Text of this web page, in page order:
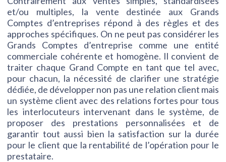
et/ou multiples, la vente destinée aux Grands
Comptes d’entreprises répond à des règles et des
approches spécifiques. On ne peut pas considérer les
Grands Comptes d’entreprise comme une entité
commerciale cohérente et homogène. Il convient de
traiter chaque Grand Compte en tant que tel avec,
pour chacun, la nécessité de clarifier une stratégie
dédiée, de développer non pas une relation client mais
un système client avec des relations fortes pour tous
les interlocuteurs intervenant dans le système, de
proposer des prestations personnalisées et de
garantir tout aussi bien la satisfaction sur la durée
pour le client que la rentabilité de l’opération pour le
prestataire.